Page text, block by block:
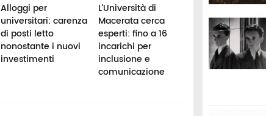
Alloggi per
universitari: carenza
di posti letto
nonostante i nuovi
investimenti
L'Università di
Macerata cerca
esperti: fino a 16
incarichi per
inclusione e
comunicazione
Università di
Camerino,
nuovi
farmacia
ospedaliera